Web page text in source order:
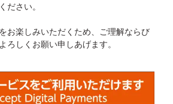
ださい。
お楽しみいただくため、ご理解ならび
ろしくお願い申しあげます。